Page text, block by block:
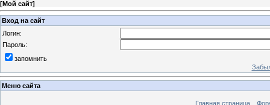
[Мой сайт]
Вход на сайт
Логин:
Пароль:
запомнить
Меню сайта
Главная страница